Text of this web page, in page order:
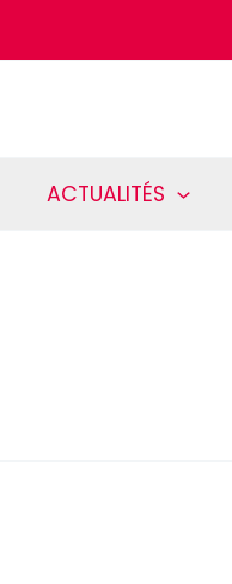
ACTUALITÉS